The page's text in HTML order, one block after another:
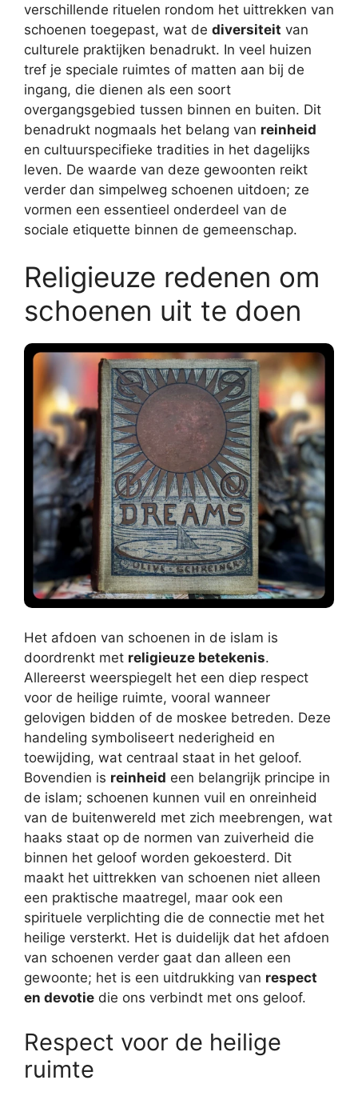
verschillende rituelen rondom het uittrekken van
schoenen toegepast, wat de diversiteit van
culturele praktijken benadrukt. In veel huizen
tref je speciale ruimtes of matten aan bij de
ingang, die dienen als een soort
overgangsgebied tussen binnen en buiten. Dit
benadrukt nogmaals het belang van reinheid
en cultuurspecifieke tradities in het dagelijks
leven. De waarde van deze gewoonten reikt
verder dan simpelweg schoenen uitdoen; ze
vormen een essentieel onderdeel van de
sociale etiquette binnen de gemeenschap.
Religieuze redenen om
schoenen uit te doen
Het afdoen van schoenen in de islam is
doordrenkt met religieuze betekenis.
Allereerst weerspiegelt het een diep respect
voor de heilige ruimte, vooral wanneer
gelovigen bidden of de moskee betreden. Deze
handeling symboliseert nederigheid en
toewijding, wat centraal staat in het geloof.
Bovendien is reinheid een belangrijk principe in
de islam; schoenen kunnen vuil en onreinheid
van de buitenwereld met zich meebrengen, wat
haaks staat op de normen van zuiverheid die
binnen het geloof worden gekoesterd. Dit
maakt het uittrekken van schoenen niet alleen
een praktische maatregel, maar ook een
spirituele verplichting die de connectie met het
heilige versterkt. Het is duidelijk dat het afdoen
van schoenen verder gaat dan alleen een
gewoonte; het is een uitdrukking van respect
en devotie die ons verbindt met ons geloof.
Respect voor de heilige
ruimte